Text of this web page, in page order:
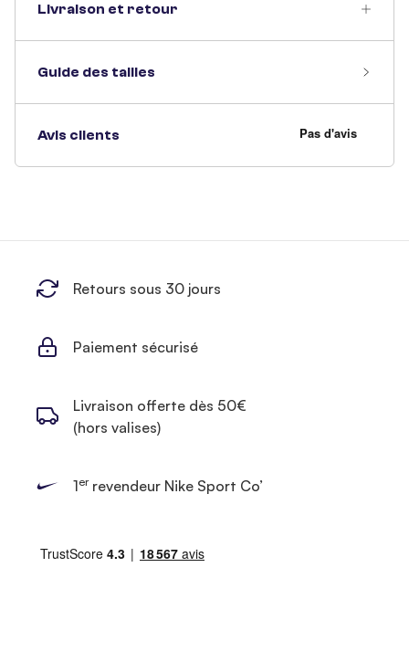
Livraison et retour
Guide des tailles
Avis clients
Retours sous 30 jours
Paiement sécurisé
Livraison offerte dès 50€
(hors valises)
1errevendeur Nike Sport Co’